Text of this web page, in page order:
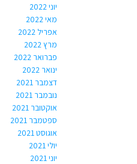
יוני 2022
מאי 2022
אפריל 2022
מרץ 2022
פברואר 2022
ינואר 2022
דצמבר 2021
נובמבר 2021
אוקטובר 2021
ספטמבר 2021
אוגוסט 2021
יולי 2021
יוני 2021